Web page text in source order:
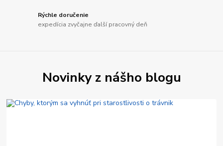
Rýchle doručenie
expedícia zvyčajne ďalší pracovný deň
Novinky z nášho blogu